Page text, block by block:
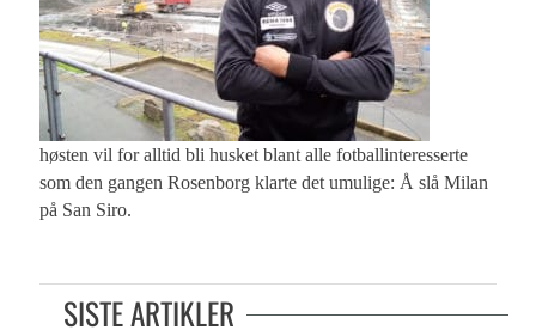
høsten vil for alltid bli husket blant alle fotballinteresserte
som den gangen Rosenborg klarte det umulige: Å slå Milan
på San Siro.
SISTE ARTIKLER